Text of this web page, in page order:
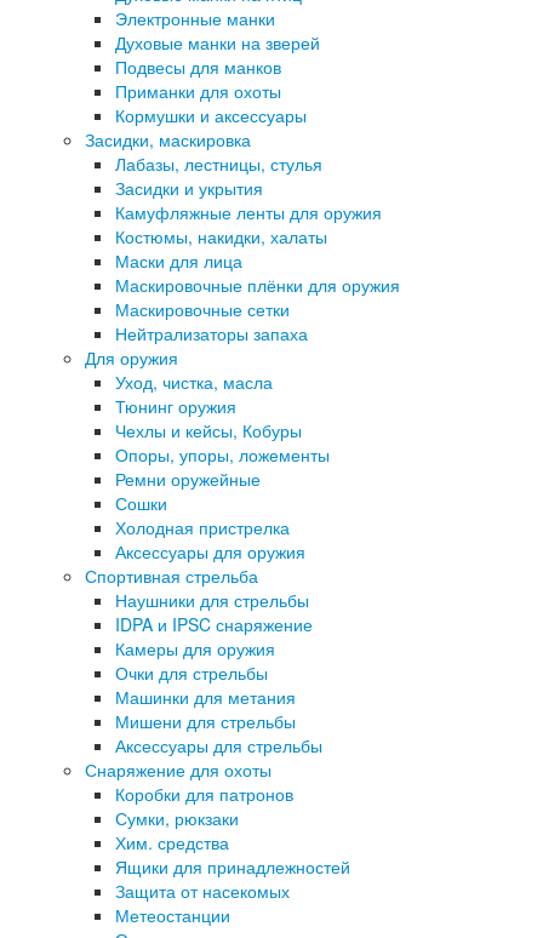
Электронные манки
Духовые манки на зверей
Подвесы для манков
Приманки для охоты
Кормушки и аксессуары
Засидки, маскировка
Лабазы, лестницы, стулья
Засидки и укрытия
Камуфляжные ленты для оружия
Костюмы, накидки, халаты
Маски для лица
Маскировочные плёнки для оружия
Маскировочные сетки
Нейтрализаторы запаха
Для оружия
Уход, чистка, масла
Тюнинг оружия
Чехлы и кейсы, Кобуры
Опоры, упоры, ложементы
Ремни оружейные
Сошки
Холодная пристрелка
Аксессуары для оружия
Спортивная стрельба
Наушники для стрельбы
IDPA и IPSC снаряжение
Камеры для оружия
Очки для стрельбы
Машинки для метания
Мишени для стрельбы
Аксессуары для стрельбы
Снаряжение для охоты
Коробки для патронов
Сумки, рюкзаки
Хим. средства
Ящики для принадлежностей
Защита от насекомых
Метеостанции